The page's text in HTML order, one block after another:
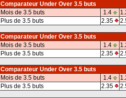
Comparateur Under Over 3.5 buts
Mois de 3.5 buts
1.4
Plus de 3.5 buts
2.35
Comparateur Under Over 3.5 buts
Mois de 3.5 buts
1.4
Plus de 3.5 buts
2.35
Comparateur Under Over 3.5 buts
Mois de 3.5 buts
1.4
Plus de 3.5 buts
2.35